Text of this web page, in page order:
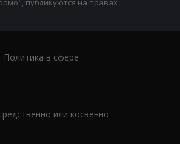
публикуются на правах
Политика в сфере
или косвенно